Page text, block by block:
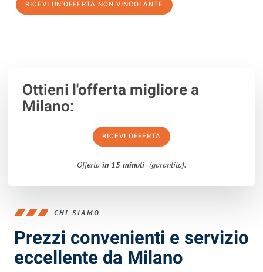
RICEVI UN'OFFERTA NON VINCOLANTE
Ottieni l'offerta migliorea
Milano:
RICEVI OFFERTA
Offerta in 15 minuti (garantita).
CHI SIAMO
Prezzi convenienti e servizio
eccellente da Milano